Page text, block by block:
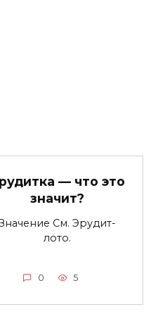
— что это
значит?
См. Эрудит-
лото.
0 5